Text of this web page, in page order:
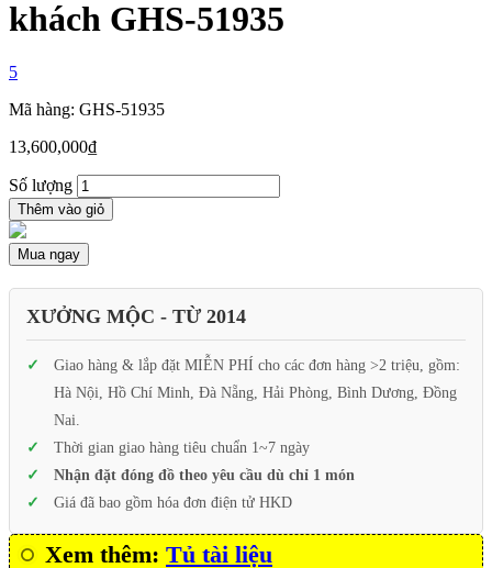
khách GHS-51935
5
Mã hàng: GHS-51935
13,600,000₫
Số lượng
Thêm vào giỏ
Mua ngay
XƯỞNG MỘC - TỪ 2014
Giao hàng & lắp đặt MIỄN PHÍ cho các đơn hàng >2 triệu, gồm:
Hà Nội, Hồ Chí Minh, Đà Nẵng, Hải Phòng, Bình Dương, Đồng
Nai.
Thời gian giao hàng tiêu chuẩn 1~7 ngày
Nhận đặt đóng đồ theo yêu cầu dù chỉ 1 món
Giá đã bao gồm hóa đơn điện tử HKD
Xem thêm: Tủ tài liệu